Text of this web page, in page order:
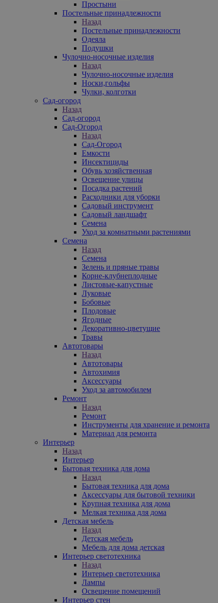
Простыни
Постельные принадлежности
Назад
Постельные принадлежности
Одеяла
Подушки
Чулочно-носочные изделия
Назад
Чулочно-носочные изделия
Носки,гольфы
Чулки, колготки
Сад-огород
Назад
Сад-огород
Сад-Огород
Назад
Сад-Огород
Емкости
Инсектициды
Обувь хозяйственная
Освещение улицы
Посадка растений
Расходники для уборки
Садовый инструмент
Садовый ландшафт
Семена
Уход за комнатными растениями
Семена
Назад
Семена
Зелень и пряные травы
Корне-клубнеплодные
Листовые-капустные
Луковые
Бобовые
Плодовые
Ягодные
Декоративно-цветущие
Травы
Автотовары
Назад
Автотовары
Автохимия
Аксессуары
Уход за автомобилем
Ремонт
Назад
Ремонт
Инструменты для хранение и ремонта
Материал для ремонта
Интерьер
Назад
Интерьер
Бытовая техника для дома
Назад
Бытовая техника для дома
Аксессуары для бытовой техники
Крупная техника для дома
Мелкая техника для дома
Детская мебель
Назад
Детская мебель
Мебель для дома детская
Интерьер светотехника
Назад
Интерьер светотехника
Лампы
Освещение помещений
Интерьер стен